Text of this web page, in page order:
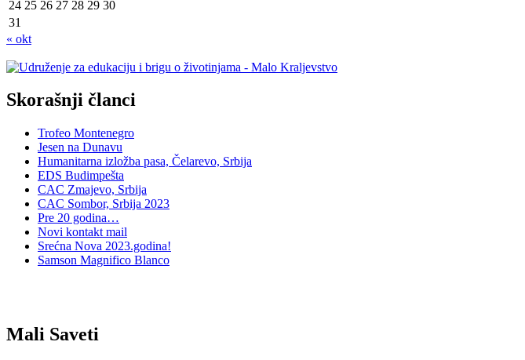
24 25 26 27 28 29 30
31
« okt
Skorašnji članci
Trofeo Montenegro
Jesen na Dunavu
Humanitarna izložba pasa, Čelarevo, Srbija
EDS Budimpešta
CAC Zmajevo, Srbija
CAC Sombor, Srbija 2023
Pre 20 godina…
Novi kontakt mail
Srećna Nova 2023.godina!
Samson Magnifico Blanco
Mali Saveti